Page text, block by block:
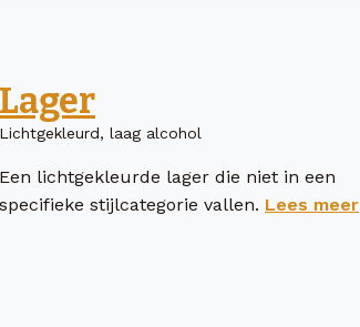
Lager
Lichtgekleurd, laag alcohol
Een lichtgekleurde lager die niet in een
specifieke stijlcategorie vallen. Lees meer